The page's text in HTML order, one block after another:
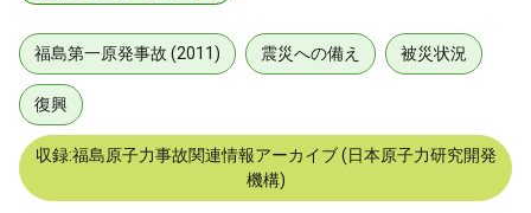
福島第一原発事故 (2011) 震災への備え 被災状況
復興
収録:福島原子力事故関連情報アーカイブ (日本原子力研究開発
機構)